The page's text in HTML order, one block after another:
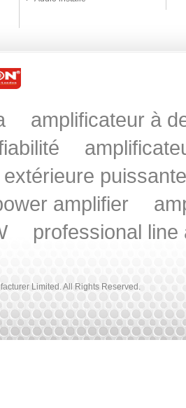
amplificateur à
amplifier
professional
Limited. All Rights Reserved.